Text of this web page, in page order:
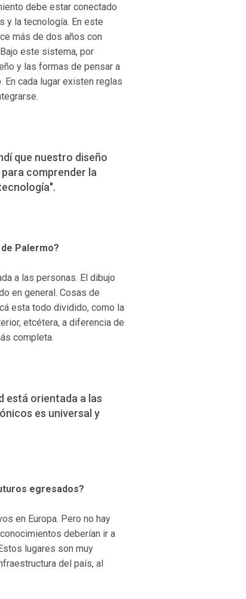
debe estar conectado
y la tecnología. En este
más de dos años con
este sistema, por
y las formas de pensar a
cada lugar existen reglas
que nuestro diseño
comprender la
Palermo?
a las personas. El dibujo
en general. Cosas de
esta todo dividido, como la
etcétera, a diferencia de
completa.
está orientada a las
es universal y
egresados?
en Europa. Pero no hay
deberían ir a
lugares son muy
del país, al